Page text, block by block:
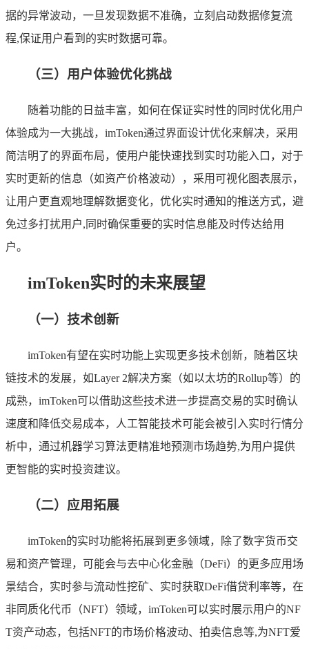
据的异常波动，一旦发现数据不准确，立刻启动数据修复流
程,保证用户看到的实时数据可靠。
（三）用户体验优化挑战
随着功能的日益丰富，如何在保证实时性的同时优化用户
体验成为一大挑战，imToken通过界面设计优化来解决，采用
简洁明了的界面布局，使用户能快速找到实时功能入口，对于
实时更新的信息（如资产价格波动），采用可视化图表展示，
让用户更直观地理解数据变化，优化实时通知的推送方式，避
免过多打扰用户,同时确保重要的实时信息能及时传达给用
户。
imToken实时的未来展望
（一）技术创新
imToken有望在实时功能上实现更多技术创新，随着区块
链技术的发展，如Layer 2解决方案（如以太坊的Rollup等）的
成熟，imToken可以借助这些技术进一步提高交易的实时确认
速度和降低交易成本，人工智能技术可能会被引入实时行情分
析中，通过机器学习算法更精准地预测市场趋势,为用户提供
更智能的实时投资建议。
（二）应用拓展
imToken的实时功能将拓展到更多领域，除了数字货币交
易和资产管理，可能会与去中心化金融（DeFi）的更多应用场
景结合，实时参与流动性挖矿、实时获取DeFi借贷利率等，在
非同质化代币（NFT）领域，imToken可以实时展示用户的NF
T资产动态，包括NFT的市场价格波动、拍卖信息等,为NFT爱